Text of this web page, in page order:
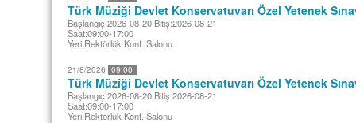
Türk Müziği Devlet Konservatuvarı Özel Yetenek
Başlangıç:2026-08-20 Bitiş:2026-08-21
Saat:09:00-17:00
Yeri:Rektörlük Konf. Salonu
21/8/2026 09:00
Türk Müziği Devlet Konservatuvarı Özel Yetenek
Başlangıç:2026-08-20 Bitiş:2026-08-21
Saat:09:00-17:00
Yeri:Rektörlük Konf. Salonu